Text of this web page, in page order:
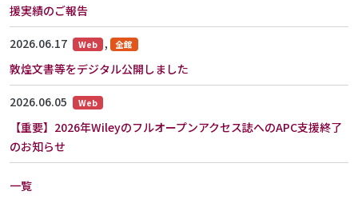
援実績のご報告
2026.06.17 Web , 全館
敦煌文書等をデジタル公開しました
2026.06.05 Web
【重要】2026年Wileyのフルオープンアクセス誌へのAPC支援終了
のお知らせ
一覧